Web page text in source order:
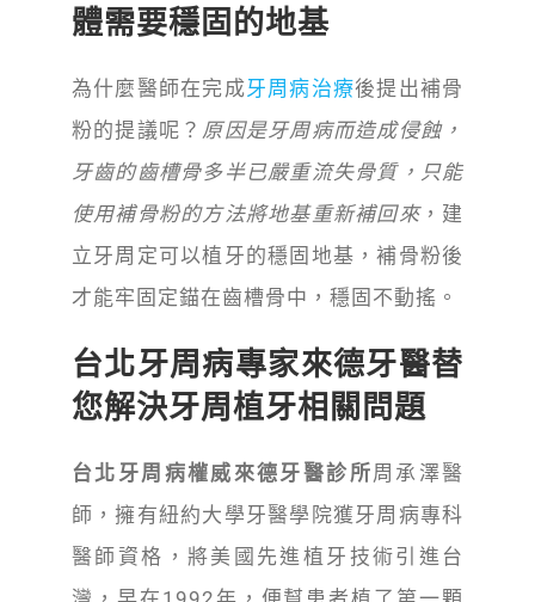
體需要穩固的地基
為什麼醫師在完成牙周病治療後提出補骨
粉的提議呢？ 原因是牙周病而造成侵蝕，
牙齒的齒槽骨多半已嚴重流失骨質，只能
使用補骨粉的方法將地基重新補回來，建
立牙周定可以植牙的穩固地基，補骨粉後
才能牢固定錨在齒槽骨中，穩固不動搖。
台北牙周病專家來德牙醫替
您解決牙周植牙相關問題
台北牙周病權威來德牙醫診所周承澤醫
師，擁有紐約大學牙醫學院獲牙周病專科
醫師資格，將美國先進植牙技術引進台